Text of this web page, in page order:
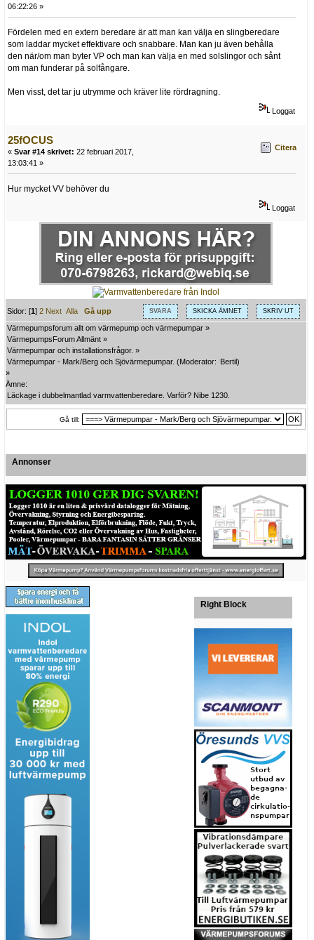
06:22:26 »
Fördelen med en extern beredare är att man kan välja en slingberedare
som laddar mycket effektivare och snabbare. Man kan ju även behålla
den när/om man byter VP och man kan välja en med solslingor och sånt
om man funderar på solfångare.
Men visst, det tar ju utrymme och kräver lite rördragning.
Loggat
25fOCUS
« Svar #14 skrivet: 22 februari 2017,
13:03:41 »
Citera
Hur mycket VV behöver du
Loggat
SVARA SKICKA ÄMNET SKRIV UT
Sidor: [1]2 Next Alla
Gå upp
Värmepumpsforum allt om värmepump och värmepumpar »
VärmepumpsForum Allmänt »
Värmepumpar och installationsfrågor. »
Värmepumpar - Mark/Berg och Sjövärmepumpar. (Moderator: Bertil)
»
Ämne:
Läckage i dubbelmantlad varmvattenberedare. Varför? Nibe 1230.
Gå till:
Annonser
Right Block